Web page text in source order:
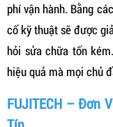
phí vận hành. Bằng
cố kỹ thuật sẽ được
hỏi sửa chữa tốn
hiệu quả mà mọi chủ
FUJITECH – Đơn